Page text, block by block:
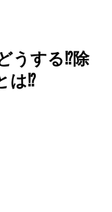
うする⁉除
は⁉